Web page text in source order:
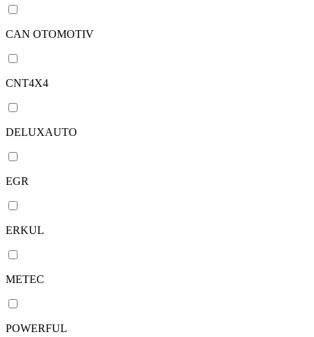
CAN OTOMOTIV
CNT4X4
DELUXAUTO
EGR
ERKUL
METEC
POWERFUL